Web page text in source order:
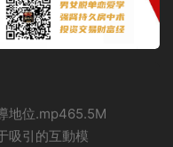
地位.mp465.5M
吸引的互動模